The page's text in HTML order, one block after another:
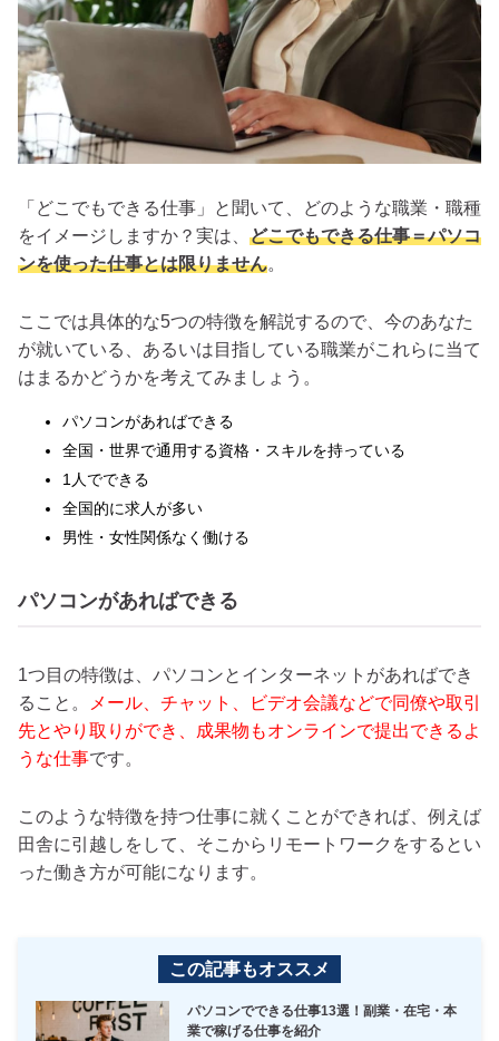
「どこでもできる仕事」と聞いて、どのような職業・職種
をイメージしますか？実は、 どこでもできる仕事＝パソコ
ンを使った仕事とは限りません。
ここでは具体的な5つの特徴を解説するので、今のあなた
が就いている、あるいは目指している職業がこれらに当て
はまるかどうかを考えてみましょう。
パソコンがあればできる
全国・世界で通用する資格・スキルを持っている
1人でできる
全国的に求人が多い
男性・女性関係なく働ける
パソコンがあればできる
1つ目の特徴は、パソコンとインターネットがあればでき
ること。
メール、チャット、ビデオ会議などで同僚や取引
先とやり取りができ、成果物もオンラインで提出できるよ
うな仕事です。
このような特徴を持つ仕事に就くことができれば、例えば
田舎に引越しをして、そこからリモートワークをするとい
った働き方が可能になります。
この記事もオススメ
パソコンでできる仕事13選！副業・在宅・本
業で稼げる仕事を紹介